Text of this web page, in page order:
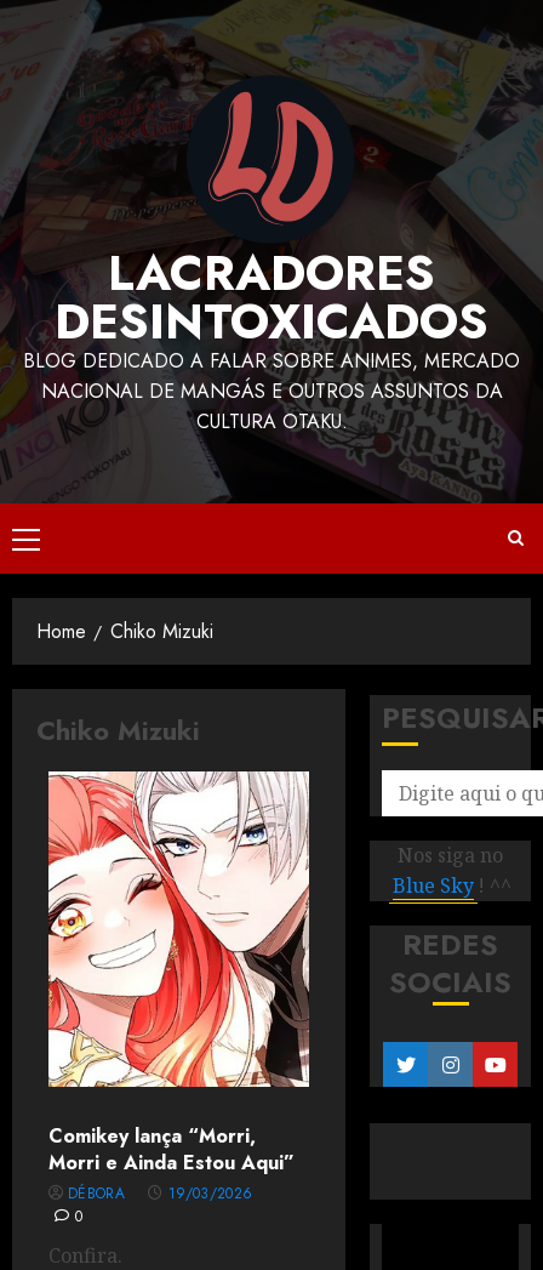
LACRADORES
DESINTOXICADOS
BLOG DEDICADO A FALAR SOBRE ANIMES, MERCADO
NACIONAL DE MANGÁS E OUTROS ASSUNTOS DA
CULTURA OTAKU.
Home Chiko Mizuki
Chiko Mizuki
Comikey lança “Morri,
Morri e Ainda Estou Aqui”
DÉBORA
19/03/2026
0
Confira.
Nos siga no
Blue Sky ! ^^
REDES
SOCIAIS